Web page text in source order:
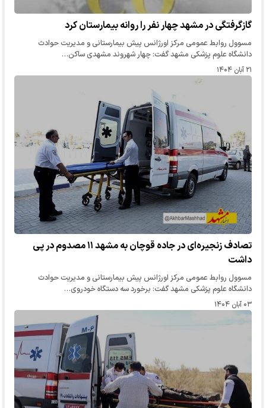
گازگرفتگی در مشهد چهار نفر را روانه بیمارستان کرد
مسوول روابط عمومی مرکز اورژانس پیش بیمارستانی و مدیریت حوادث
دانشگاه علوم پزشکی مشهد گفت: چهار شهروند مشهدی ساکن…
۲۱ آبان ۱۴۰۴
تصادف زنجیره‌ای در جاده قوچان به مشهد ۱۱ مصدوم در پی
داشت
مسوول روابط عمومی مرکز اورژانس پیش بیمارستانی و مدیریت حوادث
دانشگاه علوم پزشکی مشهد گفت: برخورد سه دستگاه خودروی…
۰۳ آبان ۱۴۰۴